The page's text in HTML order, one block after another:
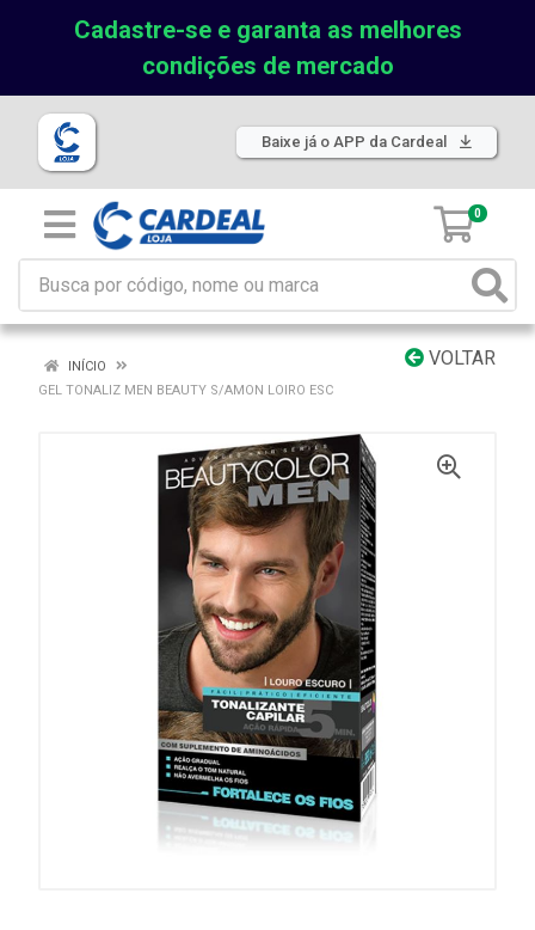
Cadastre-se e garanta as melhores
condições de mercado
Baixe já o APP da Cardeal
0
VOLTAR
INÍCIO
GEL TONALIZ MEN BEAUTY S/AMON LOIRO ESC